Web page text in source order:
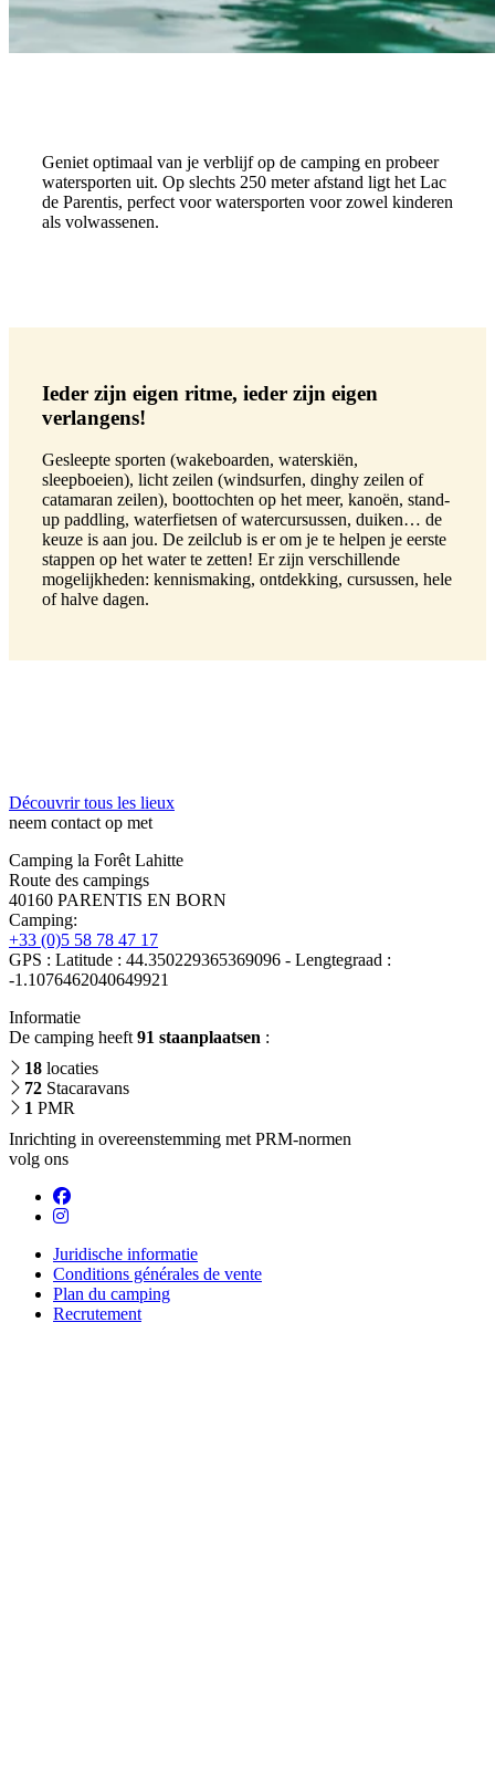
Geniet optimaal van je verblijf op de camping en probeer
watersporten uit. Op slechts 250 meter afstand ligt het Lac
de Parentis, perfect voor watersporten voor zowel kinderen
als volwassenen.
Ieder zijn eigen ritme, ieder zijn eigen
verlangens!
Gesleepte sporten (wakeboarden, waterskiën,
sleepboeien), licht zeilen (windsurfen, dinghy zeilen of
catamaran zeilen), boottochten op het meer, kanoën, stand-
up paddling, waterfietsen of watercursussen, duiken… de
keuze is aan jou. De zeilclub is er om je te helpen je eerste
stappen op het water te zetten! Er zijn verschillende
mogelijkheden: kennismaking, ontdekking, cursussen, hele
of halve dagen.
Découvrir tous les lieux
neem contact op met
Camping la Forêt Lahitte
Route des campings
40160 PARENTIS EN BORN
Camping:
+33 (0)5 58 78 47 17
GPS : Latitude : 44.350229365369096 - Lengtegraad :
-1.1076462040649921
Informatie
De camping heeft 91 staanplaatsen :
18 locaties
72 Stacaravans
1 PMR
Inrichting in overeenstemming met PRM-normen
volg ons
Juridische informatie
Conditions générales de vente
Plan du camping
Recrutement